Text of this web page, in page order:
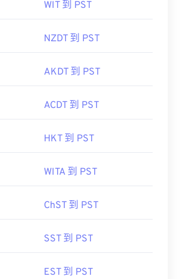
WIT 到 PST
NZDT 到 PST
AKDT 到 PST
ACDT 到 PST
HKT 到 PST
WITA 到 PST
ChST 到 PST
SST 到 PST
EST 到 PST